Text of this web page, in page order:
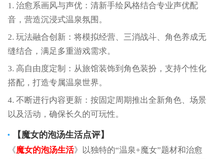
1. 治愈系画风与声优：清新手绘风格结合专业声优配
音，营造沉浸式温泉氛围。
2. 玩法融合创新：将模拟经营、三消战斗、角色养成无
缝结合，满足多重游戏需求。
3. 高自由度定制：从旅馆装饰到角色装扮，支持个性化
搭配，打造专属温泉世界。
4. 不断进行内容更新：按固定周期推出全新角色、场景
以及活动，确保长久的可玩性。
【魔女的泡汤生活点评】
《魔女的泡汤生活》以独特的“温泉+魔女”题材和治愈